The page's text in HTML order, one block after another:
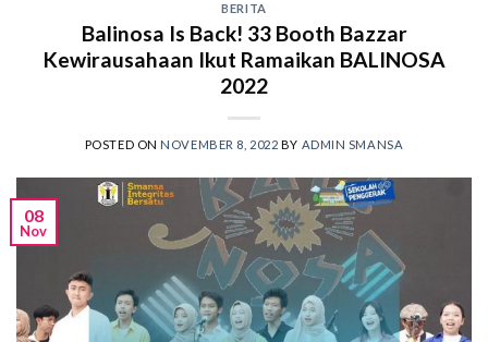
BERITA
Balinosa Is Back! 33 Booth Bazzar
Kewirausahaan Ikut Ramaikan BALINOSA
2022
POSTED ON NOVEMBER 8, 2022 BY ADMIN SMANSA
08
Nov